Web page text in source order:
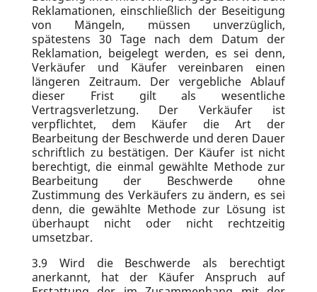
Reklamationen, einschließlich der Beseitigung
von Mängeln, müssen unverzüglich,
spätestens 30 Tage nach dem Datum der
Reklamation, beigelegt werden, es sei denn,
Verkäufer und Käufer vereinbaren einen
längeren Zeitraum. Der vergebliche Ablauf
dieser Frist gilt als wesentliche
Vertragsverletzung. Der Verkäufer ist
verpflichtet, dem Käufer die Art der
Bearbeitung der Beschwerde und deren Dauer
schriftlich zu bestätigen. Der Käufer ist nicht
berechtigt, die einmal gewählte Methode zur
Bearbeitung der Beschwerde ohne
Zustimmung des Verkäufers zu ändern, es sei
denn, die gewählte Methode zur Lösung ist
überhaupt nicht oder nicht rechtzeitig
umsetzbar.
3.9 Wird die Beschwerde als berechtigt
anerkannt, hat der Käufer Anspruch auf